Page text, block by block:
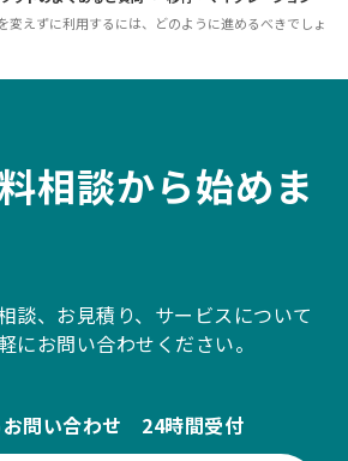
変えずに利用するには、どのように進めるべきでしょ
相談から始めま
談、お見積り、サービスについて
にお問い合わせください。
問い合わせ 24時間受付